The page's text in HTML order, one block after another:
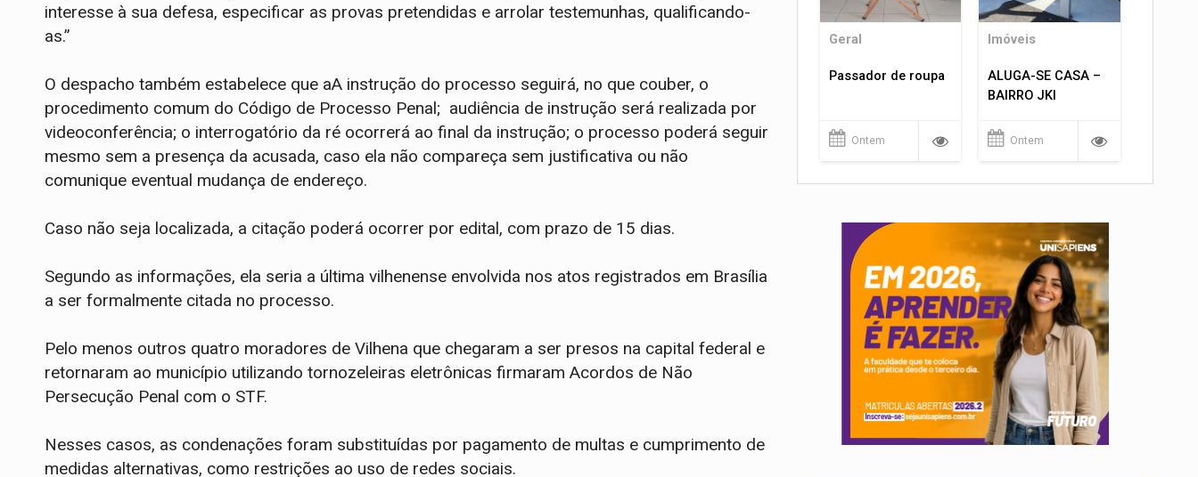
interesse à sua defesa, especificar as provas pretendidas e arrolar testemunhas, qualificando-
as.”
O despacho também estabelece que aA instrução do processo seguirá, no que couber, o
procedimento comum do Código de Processo Penal; audiência de instrução será realizada por
videoconferência; o interrogatório da ré ocorrerá ao final da instrução; o processo poderá seguir
mesmo sem a presença da acusada, caso ela não compareça sem justificativa ou não
comunique eventual mudança de endereço.
Caso não seja localizada, a citação poderá ocorrer por edital, com prazo de 15 dias.
Segundo as informações, ela seria a última vilhenense envolvida nos atos registrados em Brasília
a ser formalmente citada no processo.
Pelo menos outros quatro moradores de Vilhena que chegaram a ser presos na capital federal e
retornaram ao município utilizando tornozeleiras eletrônicas firmaram Acordos de Não
Persecução Penal com o STF.
Nesses casos, as condenações foram substituídas por pagamento de multas e cumprimento de
medidas alternativas, como restrições ao uso de redes sociais.
Geral
Passador de roupa
Ontem
Imóveis
ALUGA-SE CASA –
BAIRRO JKI
Ontem